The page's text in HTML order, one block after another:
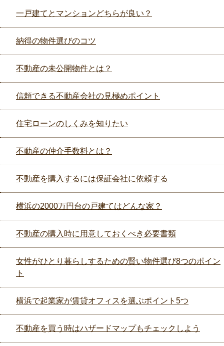
一戸建てとマンションどちらが良い？
納得の物件選びのコツ
不動産の未公開物件とは？
信頼できる不動産会社の見極めポイント
住宅ローンのしくみを知りたい
不動産の仲介手数料とは？
不動産を購入するには保証会社に依頼する
横浜の2000万円台の戸建てはどんな家？
不動産の購入時に用意しておくべき必要書類
女性がひとり暮らしするための賢い物件選び8つのポイン
ト
横浜で起業家が賃貸オフィスを選ぶポイント5つ
不動産を買う時はハザードマップもチェックしよう